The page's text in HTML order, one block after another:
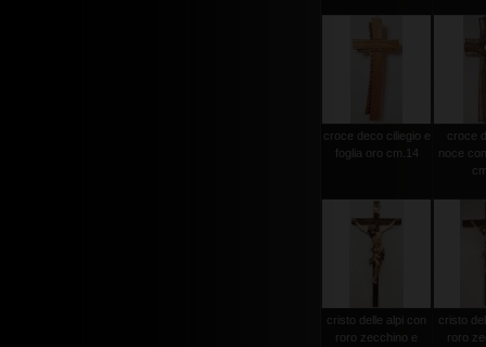
croce deco ciliegio e
foglia oro cm.14
croce
noce
cristo delle alpi con
roro zecchino e
cristo
roro